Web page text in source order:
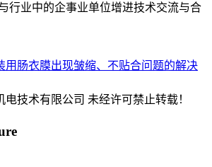
行业中的企事业单位增进技术交流与合
用肠衣膜出现皱缩、不贴合问题的解决
技术有限公司 未经许可禁止转载！